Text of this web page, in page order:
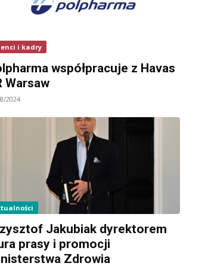
i kadry
współpracuje z Havas
Warsaw
2024
Jakubiak dyrektorem
prasy i promocji
Zdrowia